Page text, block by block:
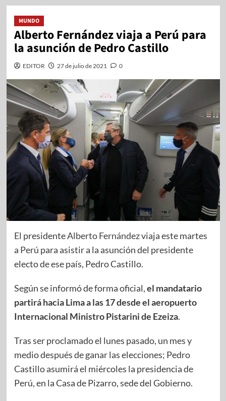
MUNDO
Alberto Fernández viaja a Perú para
la asunción de Pedro Castillo
EDITOR 27 de julio de 2021 0
El presidenteAlberto Fernándezviaja este martes
a Perú para asistir a la asunción del presidente
electo de ese país, Pedro Castillo.
Según se informó de forma oficial,el mandatario
partirá hacia Lima a las 17 desde el aeropuerto
Internacional Ministro Pistarini de Ezeiza.
Tras ser proclamado el lunes pasado, un mes y
medio después de ganar las elecciones; Pedro
Castillo asumirá el miércoles la presidencia de
Perú, en la Casa de Pizarro, sede del Gobierno.